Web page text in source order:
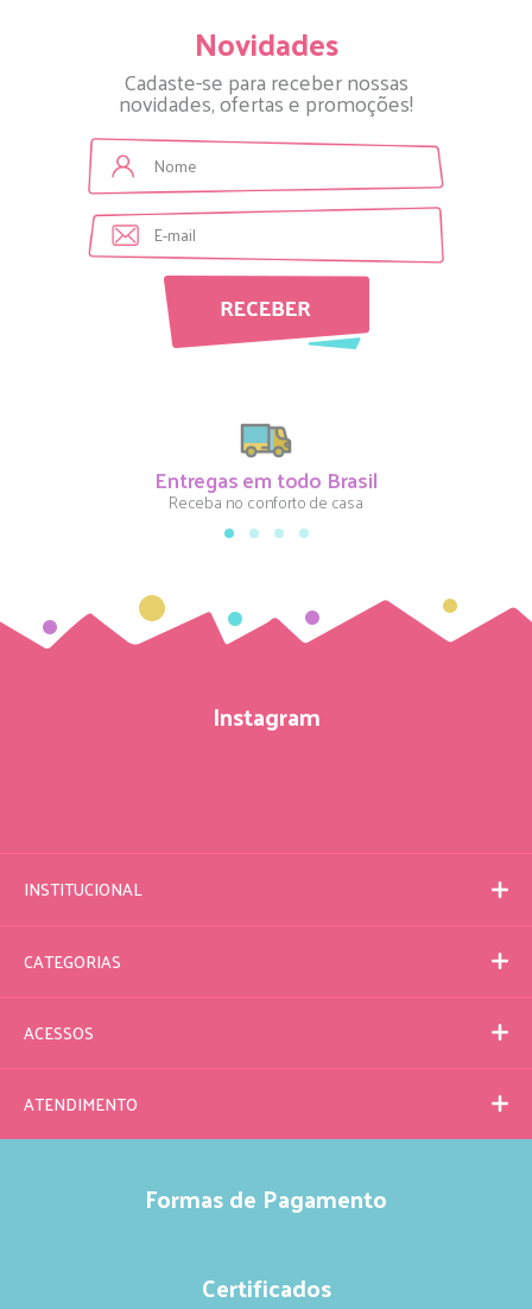
Novidades
Cadaste-se para receber nossas
novidades, ofertas e promoções!
Entregas em todo Brasil
Receba no conforto de casa
Instagram
INSTITUCIONAL
CATEGORIAS
ACESSOS
ATENDIMENTO
Formas de Pagamento
Certificados